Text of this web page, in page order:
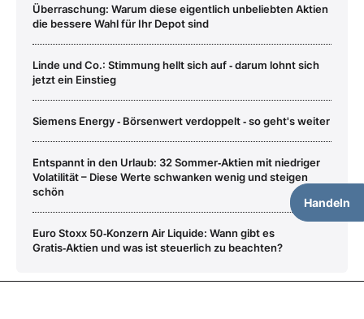
Handeln
Überraschung: Warum diese eigentlich unbeliebten Aktien
die bessere Wahl für Ihr Depot sind
Linde und Co.: Stimmung hellt sich auf ‑ darum lohnt sich
jetzt ein Einstieg
Siemens Energy ‑ Börsenwert verdoppelt ‑ so geht's weiter
Entspannt in den Urlaub: 32 Sommer‑Aktien mit niedriger
Volatilität – Diese Werte schwanken wenig und steigen
schön
Euro Stoxx 50‑Konzern Air Liquide: Wann gibt es
Gratis‑Aktien und was ist steuerlich zu beachten?